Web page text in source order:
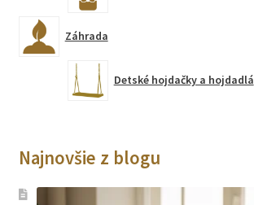
Záhrada
Detské hojdačky a hojdadlá
Najnovšie z blogu